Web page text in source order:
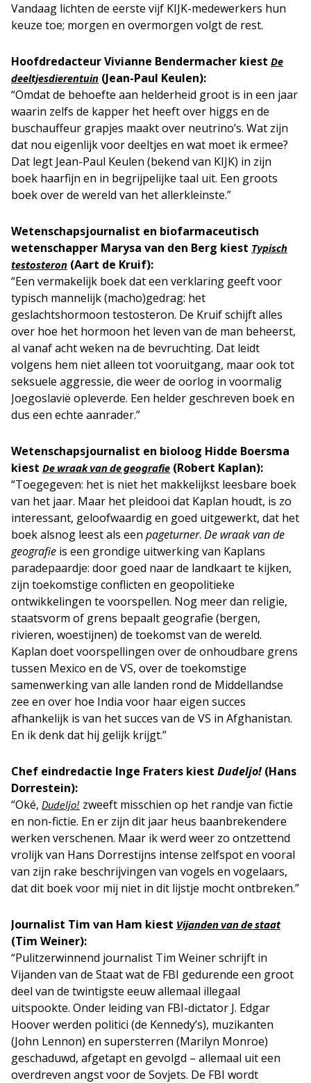
Vandaag lichten de eerste vijf KIJK-medewerkers hun
keuze toe; morgen en overmorgen volgt de rest.
Hoofdredacteur Vivianne Bendermacher kiest De
deeltjesdierentuin (Jean-Paul Keulen):
“Omdat de behoefte aan helderheid groot is in een jaar
waarin zelfs de kapper het heeft over higgs en de
buschauffeur grapjes maakt over neutrino’s. Wat zijn
dat nou eigenlijk voor deeltjes en wat moet ik ermee?
Dat legt Jean-Paul Keulen (bekend van KIJK) in zijn
boek haarfijn en in begrijpelijke taal uit. Een groots
boek over de wereld van het allerkleinste.”
Wetenschapsjournalist en biofarmaceutisch
wetenschapper Marysa van den Berg kiest Typisch
testosteron (Aart de Kruif):
“Een vermakelijk boek dat een verklaring geeft voor
typisch mannelijk (macho)gedrag: het
geslachtshormoon testosteron. De Kruif schijft alles
over hoe het hormoon het leven van de man beheerst,
al vanaf acht weken na de bevruchting. Dat leidt
volgens hem niet alleen tot vooruitgang, maar ook tot
seksuele aggressie, die weer de oorlog in voormalig
Joegoslavië opleverde. Een helder geschreven boek en
dus een echte aanrader.”
Wetenschapsjournalist en bioloog Hidde Boersma
kiest De wraak van de geografie (Robert Kaplan):
“Toegegeven: het is niet het makkelijkst leesbare boek
van het jaar. Maar het pleidooi dat Kaplan houdt, is zo
interessant, geloofwaardig en goed uitgewerkt, dat het
boek alsnog leest als een pageturner. De wraak van de
geografie is een grondige uitwerking van Kaplans
paradepaardje: door goed naar de landkaart te kijken,
zijn toekomstige conflicten en geopolitieke
ontwikkelingen te voorspellen. Nog meer dan religie,
staatsvorm of grens bepaalt geografie (bergen,
rivieren, woestijnen) de toekomst van de wereld.
Kaplan doet voorspellingen over de onhoudbare grens
tussen Mexico en de VS, over de toekomstige
samenwerking van alle landen rond de Middellandse
zee en over hoe India voor haar eigen succes
afhankelijk is van het succes van de VS in Afghanistan.
En ik denk dat hij gelijk krijgt.”
Chef eindredactie Inge Fraters kiest Dudeljo! (Hans
Dorrestein):
“Oké, Dudeljo! zweeft misschien op het randje van fictie
en non-fictie. En er zijn dit jaar heus baanbrekendere
werken verschenen. Maar ik werd weer zo ontzettend
vrolijk van Hans Dorrestijns intense zelfspot en vooral
van zijn rake beschrijvingen van vogels en vogelaars,
dat dit boek voor mij niet in dit lijstje mocht ontbreken.”
Journalist Tim van Ham kiest Vijanden van de staat
(Tim Weiner):
“Pulitzerwinnend journalist Tim Weiner schrijft in
Vijanden van de Staat wat de FBI gedurende een groot
deel van de twintigste eeuw allemaal illegaal
uitspookte. Onder leiding van FBI-dictator J. Edgar
Hoover werden politici (de Kennedy’s), muzikanten
(John Lennon) en supersterren (Marilyn Monroe)
geschaduwd, afgetapt en gevolgd – allemaal uit een
overdreven angst voor de Sovjets. De FBI wordt